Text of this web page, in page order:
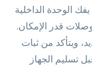
الوحدة الداخلية
قدر الإمكان.
ويتأكد من ثبات
تسليم الجهاز